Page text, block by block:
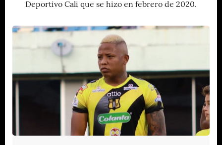
Deportivo Cali que se hizo en febrero de 2020.